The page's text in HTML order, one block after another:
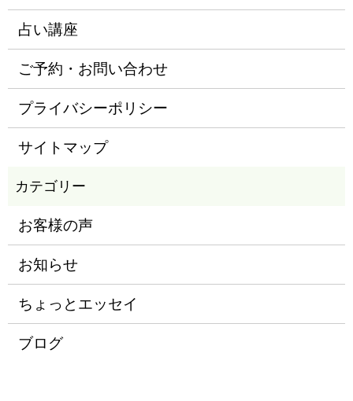
占い講座
ご予約・お問い合わせ
プライバシーポリシー
サイトマップ
お客様の声
お知らせ
ちょっとエッセイ
ブログ